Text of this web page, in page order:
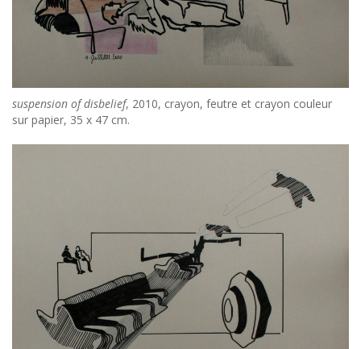
suspension of disbelief, 2010, crayon, feutre et crayon couleur
sur papier, 35 x 47 cm.